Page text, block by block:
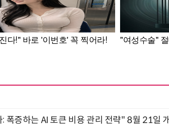
폭증하는 AI 토큰 비용 관리 전략" 8월 21일